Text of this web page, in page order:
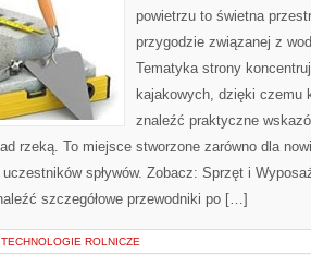
powietrzu to świetna
przygodzie związanej z
Tematyka strony
kajakowych, dzięki czemu
znaleźć praktyczne
rzeką. To miejsce stworzone zarówno dla
spływów. Zobacz: Sprzęt i
szczegółowe przewodniki po […]
TECHNOLOGIE ROLNICZE